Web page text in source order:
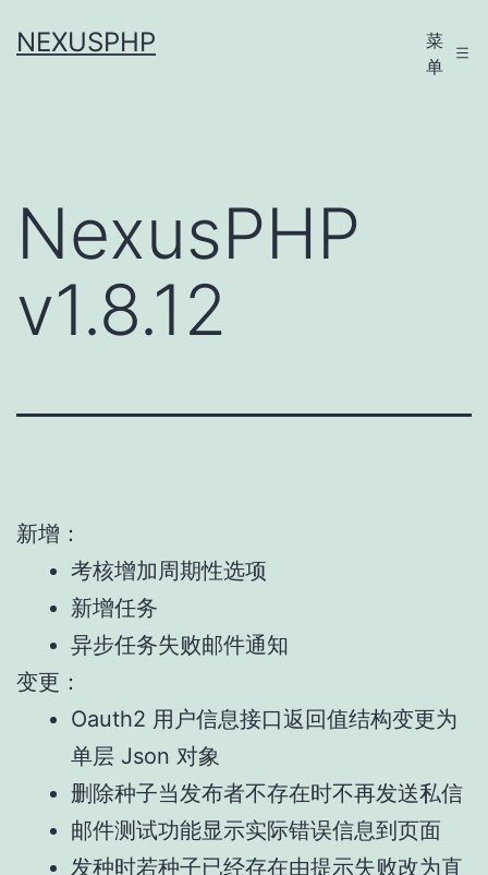
至NEXUSPHP
菜
单
NexusPHP
v1.8.12
新增：
考核增加周期性选项
新增任务
异步任务失败邮件通知
变更：
Oauth2 用户信息接口返回值结构变更为
单层 Json 对象
删除种子当发布者不存在时不再发送私信
邮件测试功能显示实际错误信息到页面
发种时若种子已经存在由提示失败改为直